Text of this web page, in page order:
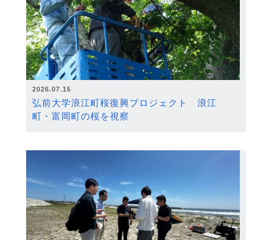
2026.07.15
弘前大学浪江町桜復興プロジェクト 浪江
町・富岡町の桜を視察